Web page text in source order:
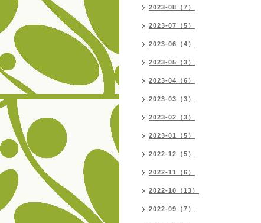
2023-08（7）
2023-07（5）
2023-06（4）
2023-05（3）
2023-04（6）
2023-03（3）
2023-02（3）
2023-01（5）
2022-12（5）
2022-11（6）
2022-10（13）
2022-09（7）